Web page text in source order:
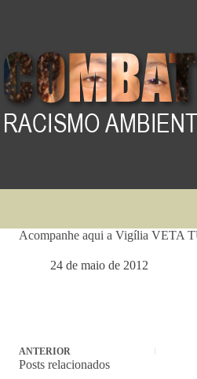
Acompanhe aqui a Vigília VETA
24 de maio de 2012
ANTERIOR
Posts relacionados